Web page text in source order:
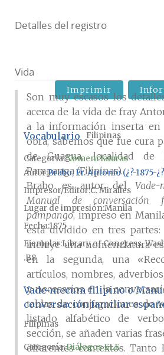
Detalles del registro
Vida
Son muy escasos los
acerca de la vida de fray
a la información inserta en
obra, sabemos que fue cura
de Guagua, localidad
Pampanga (Filipinas).
Brabo es autor del
Manual de conversación
pampango, impreso en
está dividido en tres
incluye una nomenclatura
en la segunda, una
artículos, nombres,
y necesarios en la
tablas de conjugaciones de
listado alfabético de
sección, se añaden varias
diferentes contextos. Tanto
Imprimir
Vocabulario Filipinas
Categoría:Nomenclaturas
AutorBrabo, Fr. Antonio (¿?-1875-
Impresor/EditorC. Miralles
Lugar de impresiónManila
Fecha1875
Ejemplar Library of Congress,
.B8
Vade-mecum filipino o
conversación familiar
Filipinas
Categoría:Diálogos ELE